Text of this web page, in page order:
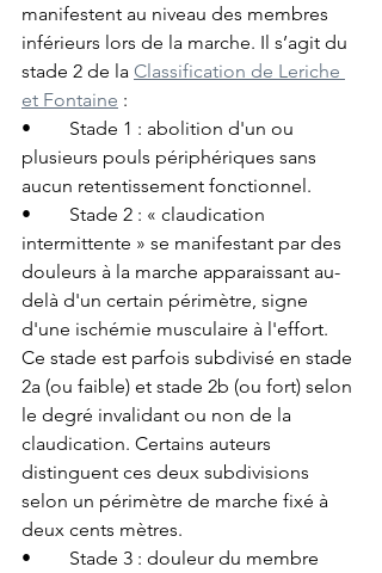
manifestent au niveau des membres
inférieurs lors de la marche. Il s’agit du
stade 2 de la Classification de Leriche
et Fontaine :
•	Stade 1 : abolition d'un ou
plusieurs pouls périphériques sans
aucun retentissement fonctionnel.
•	Stade 2 : « claudication
intermittente » se manifestant par des
douleurs à la marche apparaissant au-
delà d'un certain périmètre, signe
d'une ischémie musculaire à l'effort.
Ce stade est parfois subdivisé en stade
2a (ou faible) et stade 2b (ou fort) selon
le degré invalidant ou non de la
claudication. Certains auteurs
distinguent ces deux subdivisions
selon un périmètre de marche fixé à
deux cents mètres.
•	Stade 3 : douleur du membre